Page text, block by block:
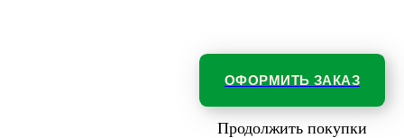
ОФОРМИТЬ ЗАКАЗ
Продолжить покупки